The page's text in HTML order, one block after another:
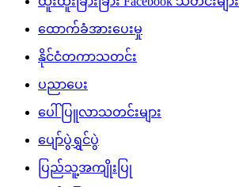
ထောက်ခံအားပေးမှု
နိုင်ငံတကာသတင်း
ပညာပေး
ပေါ်ပြူလာသတင်းများ
ပျော်ပွဲရွှင်ပွဲ
ပြည်သူ့အကျိုးပြု